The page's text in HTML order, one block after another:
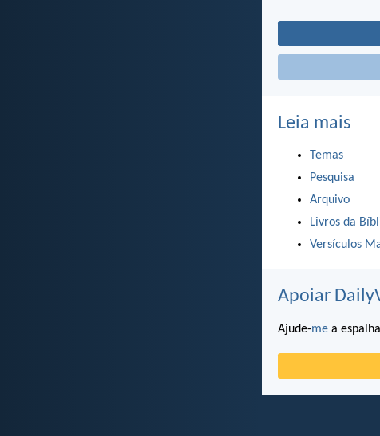
Leia mais
Temas
Pesquisa
Arquivo
Livros da
Versículos
Apoiar
Ajude-me a